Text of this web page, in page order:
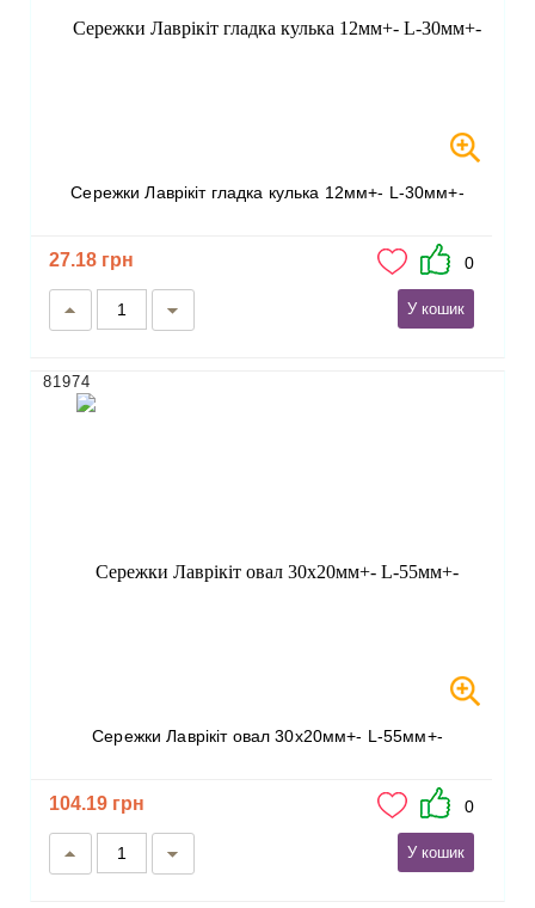
Сережки Лаврікіт гладка кулька 12мм+- L-30мм+-
27.18 грн 0
У кошик
Сережки Лаврікіт овал 30х20мм+- L-55мм+-
81974
104.19 грн 0
У кошик